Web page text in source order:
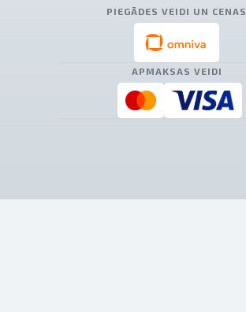
PIEGĀDES VEIDI UN CENAS
APMAKSAS VEIDI